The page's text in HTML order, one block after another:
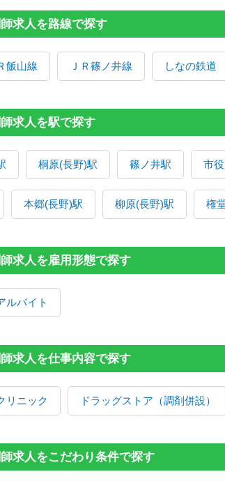
求人を路線で探す
飯山線 ＪＲ篠ノ井線 しなの鉄道
求人を駅で探す
桐原(長野)駅 篠ノ井駅 市
本郷(長野)駅 柳原(長野)駅 権
求人を雇用形態で探す
ルバイト
求人を仕事内容で探す
リニック ドラッグストア（調剤併設）
求人をこだわり条件で探す